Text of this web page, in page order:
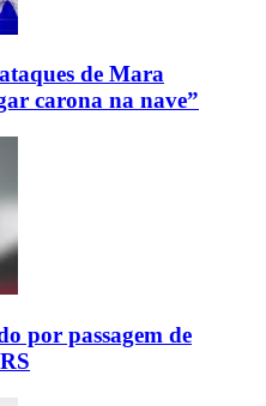
de Mara
carona na nave”
por passagem de